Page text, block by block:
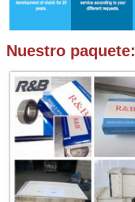
Nuestro paquete: